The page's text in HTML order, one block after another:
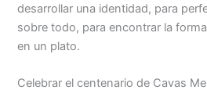
desarrollar una identidad, para
sobre todo, para encontrar la
en un plato.
Celebrar el centenario de Cavas